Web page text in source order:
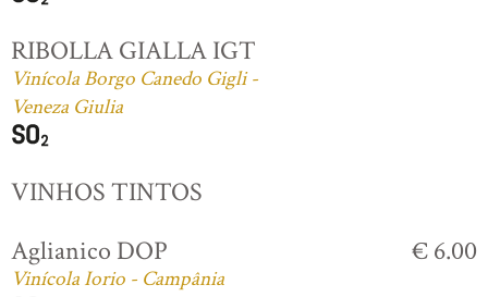
RIBOLLA GIALLA IGT
Vinícola Borgo Canedo Gigli -
Veneza Giulia
VINHOS TINTOS
Aglianico DOP
Vinícola Iorio - Campânia
€ 6.00